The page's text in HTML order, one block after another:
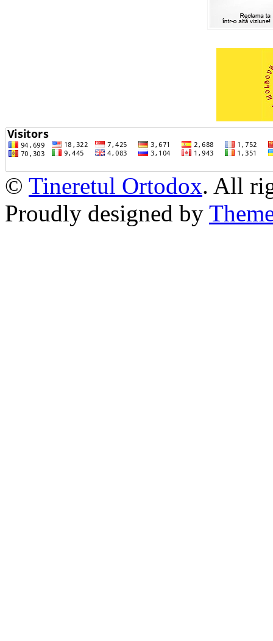
© Tineretul Ortodox. All
Proudly designed by